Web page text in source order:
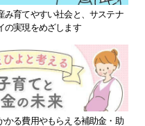
み育てやすい社会と、サステナ
の実現をめざします
かる費用やもらえる補助金・助